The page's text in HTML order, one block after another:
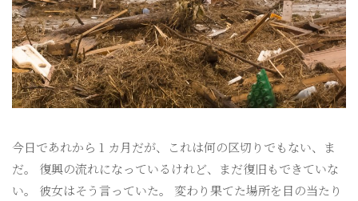
今日であれから 1 カ月だが、これは何の区切りでもない、ま
だ。 復興の流れになっているけれど、まだ復旧もできていな
い。 彼女はそう言っていた。 変わり果てた場所を目の当たり